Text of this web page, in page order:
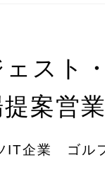
スト
案営業
IT企業 ゴル